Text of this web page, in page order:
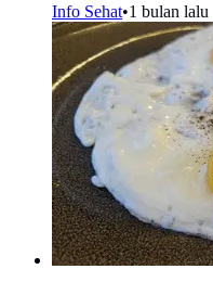
Info Sehat•1 bulan lalu